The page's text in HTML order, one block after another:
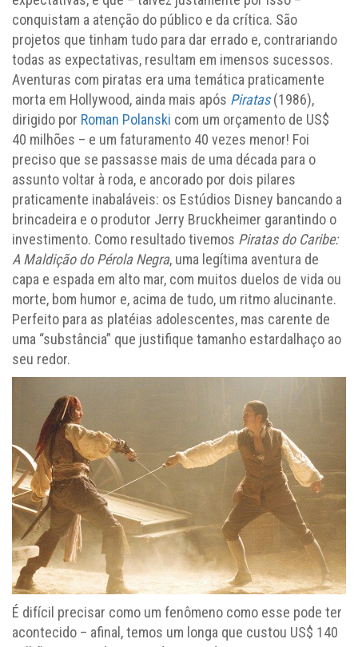
conquistam a atenção do público e da crítica. São
projetos que tinham tudo para dar errado e, contrariando
todas as expectativas, resultam em imensos sucessos.
Aventuras com piratas era uma temática praticamente
morta em Hollywood, ainda mais após Piratas(1986),
dirigido por Roman Polanski com um orçamento de US$
40 milhões – e um faturamento 40 vezes menor! Foi
preciso que se passasse mais de uma década para o
assunto voltar à roda, e ancorado por dois pilares
praticamente inabaláveis: os Estúdios Disney bancando a
brincadeira e o produtor Jerry Bruckheimer garantindo o
investimento. Como resultado tivemos Piratas do Caribe:
A Maldição do Pérola Negra, uma legítima aventura de
capa e espada em alto mar, com muitos duelos de vida ou
morte, bom humor e, acima de tudo, um ritmo alucinante.
Perfeito para as platéias adolescentes, mas carente de
uma “substância” que justifique tamanho estardalhaço ao
seu redor.
É difícil precisar como um fenômeno como esse pode ter
acontecido – afinal, temos um longa que custou US$ 140